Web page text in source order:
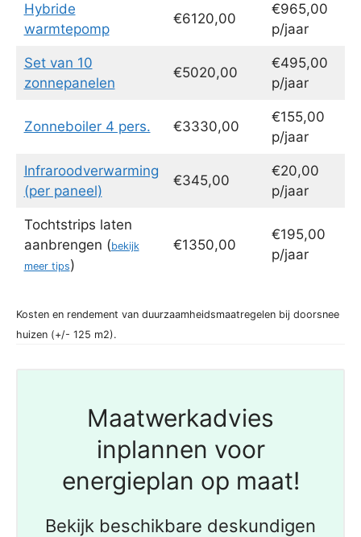
Hybride
warmtepomp
€6120,00
€965,00
p/jaar
Set van 10
zonnepanelen
€5020,00
€495,00
p/jaar
Zonneboiler 4 pers. €3330,00
€155,00
p/jaar
Infraroodverwarming
(per paneel)
€345,00
€20,00
p/jaar
Tochtstrips laten
aanbrengen (bekijk
meer tips)
€1350,00
€195,00
p/jaar
Kosten en rendement van duurzaamheidsmaatregelen bij doorsnee
huizen (+/- 125 m2).
Maatwerkadvies
inplannen voor
energieplan op maat!
Bekijk beschikbare deskundigen